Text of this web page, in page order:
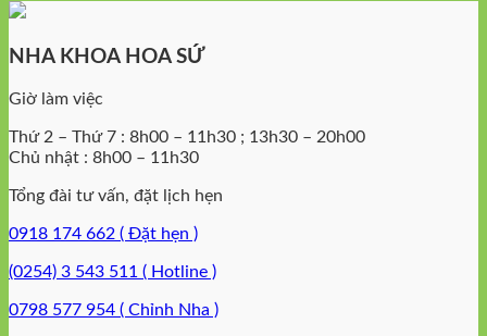
NHA KHOA HOA SỨ
Giờ làm việc
Thứ 2 – Thứ 7 : 8h00 – 11h30 ; 13h30 – 20h00
Chủ nhật : 8h00 – 11h30
Tổng đài tư vấn, đặt lịch hẹn
0918 174 662 ( Đặt hẹn )
(0254) 3 543 511 ( Hotline )
0798 577 954 ( Chỉnh Nha )